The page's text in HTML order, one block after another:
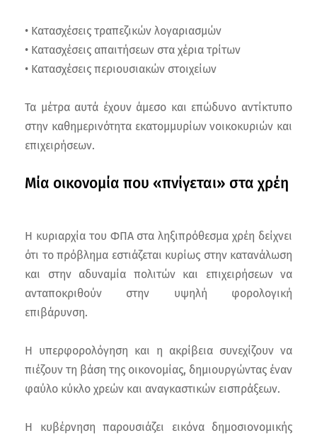
• Κατασχέσεις τραπεζικών λογαριασμών
• Κατασχέσεις απαιτήσεων στα χέρια τρίτων
• Κατασχέσεις περιουσιακών στοιχείων
Τα μέτρα αυτά έχουν άμεσο και επώδυνο αντίκτυπο
στην καθημερινότητα εκατομμυρίων νοικοκυριών και
επιχειρήσεων.
Μία οικονομία που «πνίγεται» στα χρέη
Η κυριαρχία του ΦΠΑ στα ληξιπρόθεσμα χρέη δείχνει
ότι το πρόβλημα εστιάζεται κυρίως στην κατανάλωση
και στην αδυναμία πολιτών και επιχειρήσεων να
ανταποκριθούν στην υψηλή φορολογική
επιβάρυνση.
Η υπερφορολόγηση και η ακρίβεια συνεχίζουν να
πιέζουν τη βάση της οικονομίας, δημιουργώντας έναν
φαύλο κύκλο χρεών και αναγκαστικών εισπράξεων.
Η κυβέρνηση παρουσιάζει εικόνα δημοσιονομικής